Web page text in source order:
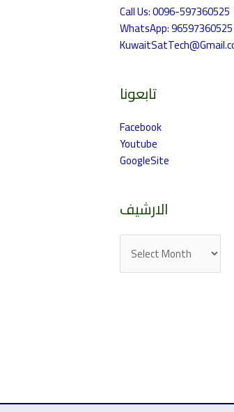
Call Us: 0096-597360525
WhatsApp: 96597360525
تابعونا
Facebook
Youtube
GoogleSite
الارشيف